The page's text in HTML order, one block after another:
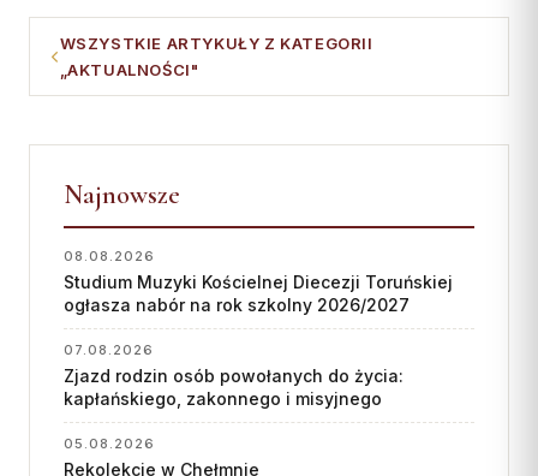
WSZYSTKIE ARTYKUŁY Z KATEGORII
„AKTUALNOŚCI"
Najnowsze
08.08.2026
Studium Muzyki Kościelnej Diecezji Toruńskiej
ogłasza nabór na rok szkolny 2026/2027
07.08.2026
Zjazd rodzin osób powołanych do życia:
kapłańskiego, zakonnego i misyjnego
05.08.2026
Rekolekcje w Chełmnie